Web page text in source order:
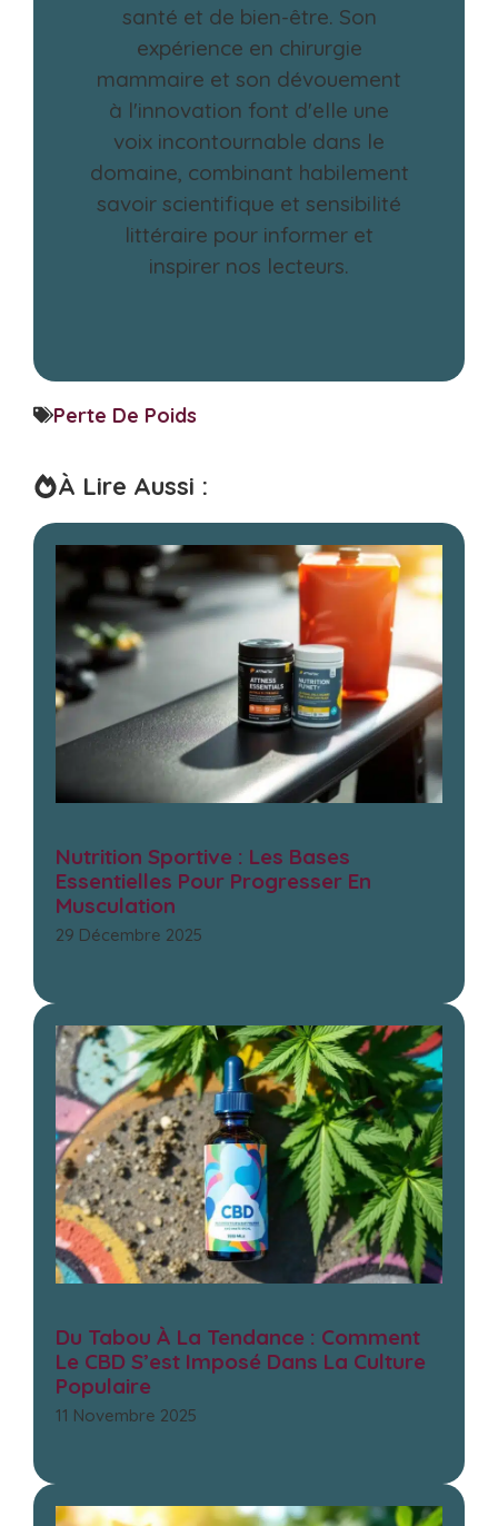
santé et de bien-être. Son
expérience en chirurgie
mammaire et son dévouement
à l'innovation font d'elle une
voix incontournable dans le
domaine, combinant habilement
savoir scientifique et sensibilité
littéraire pour informer et
inspirer nos lecteurs.
Perte De Poids
À Lire Aussi :
Nutrition Sportive : Les Bases
Essentielles Pour Progresser En
Musculation
29 Décembre 2025
Du Tabou À La Tendance : Comment
Le CBD S’est Imposé Dans La Culture
Populaire
11 Novembre 2025